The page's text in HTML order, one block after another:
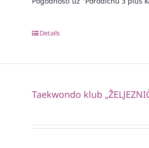
Details
Taekwondo klub